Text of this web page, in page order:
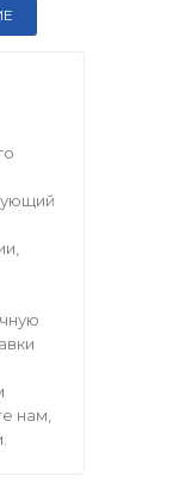
нам,